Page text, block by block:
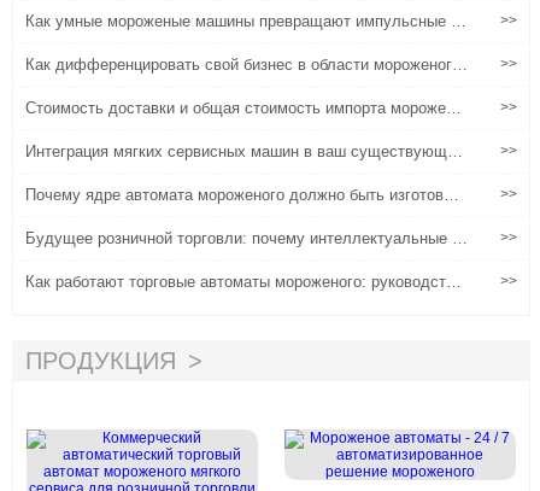
Как умные мороженые машины превращают импульсные по
>>
Как дифференцировать свой бизнес в области мороженого
>>
Стоимость доставки и общая стоимость импорта морожено
>>
Интеграция мягких сервисных машин в ваш существующий
>>
Почему ядре автомата мороженого должно быть изготовле
>>
Будущее розничной торговли: почему интеллектуальные то
>>
Как работают торговые автоматы мороженого: руководство
>>
ПРОДУКЦИЯ